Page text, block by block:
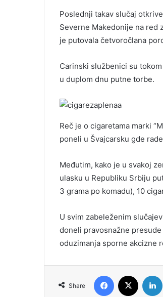
Poslednji takav slučaj
Severne Makedonije na red
je putovala četvoročlana
Carinski službenici su
u duplom dnu putne torbe.
Reč je o cigaretama marki
poneli u Švajcarsku gde
Međutim, kako je u svakoj
ulasku u Republiku Srbiju
3 grama po komadu), 10
U svim zabeleženim
doneli pravosnažne
oduzimanja sporne akcizne
Share
Facebook